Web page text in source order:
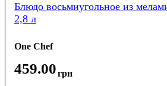
Блюдо восьмиугольное из
2,8 л
One Chef
459.00грн